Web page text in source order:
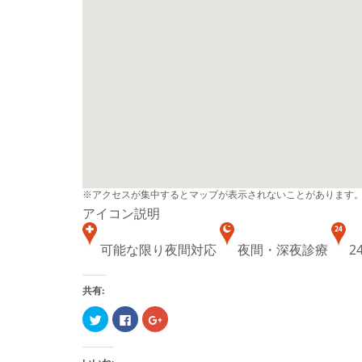
※アクセスが集中するとマップが表示されないことがあります。
アイコン説明
可能な限り夜間対応 夜間・深夜診療
共有:
ク
リ
ク
Facebook
で
ク
リ